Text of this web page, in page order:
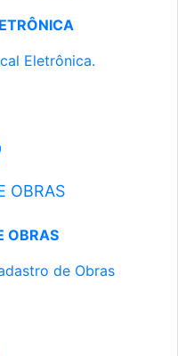
Eletrônica.
OBRAS
OBRAS
de Obras